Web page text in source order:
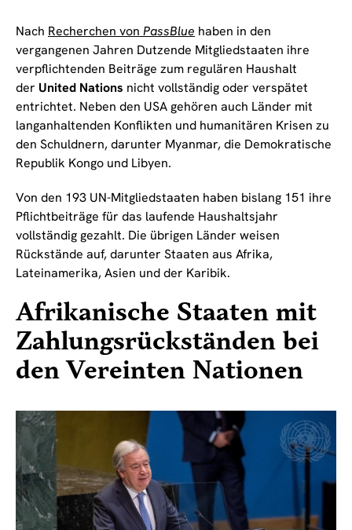
Nach Recherchen von PassBlue haben in den
vergangenen Jahren Dutzende Mitgliedstaaten ihre
verpflichtenden Beiträge zum regulären Haushalt
der United Nations nicht vollständig oder verspätet
entrichtet. Neben den USA gehören auch Länder mit
langanhaltenden Konflikten und humanitären Krisen zu
den Schuldnern, darunter Myanmar, die Demokratische
Republik Kongo und Libyen.
Von den 193 UN-Mitgliedstaaten haben bislang 151 ihre
Pflichtbeiträge für das laufende Haushaltsjahr
vollständig gezahlt. Die übrigen Länder weisen
Rückstände auf, darunter Staaten aus Afrika,
Lateinamerika, Asien und der Karibik.
Afrikanische Staaten mit
Zahlungsrückständen bei
den Vereinten Nationen